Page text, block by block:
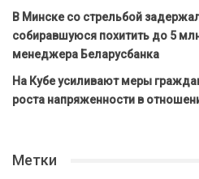
В Минске со стрельбой
собиравшуюся похитить до 5
менеджера Беларусбанка
На Кубе усиливают меры
роста напряженности в
Метки